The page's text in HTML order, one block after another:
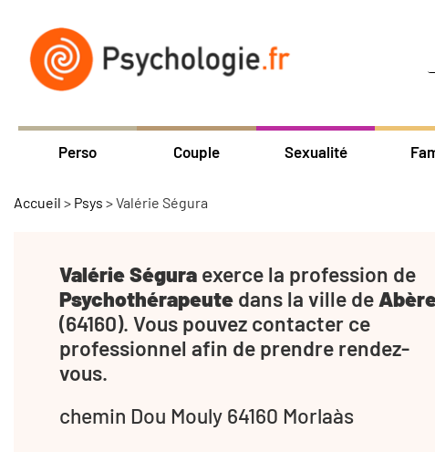
Perso Couple Sexualité
Accueil > Psys >Valérie Ségura
Valérie Ségura exerce la profession de
Psychothérapeute dans la ville de
(64160). Vous pouvez contacter ce
professionnel afin de prendre rendez-
vous.
chemin Dou Mouly 64160 Morlaàs